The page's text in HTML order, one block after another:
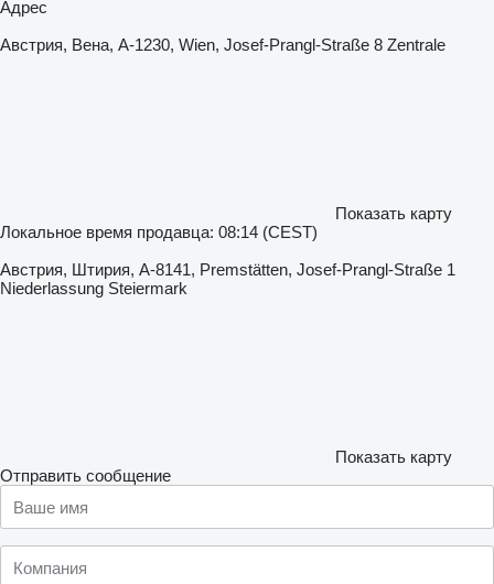
Адрес
Австрия, Вена, A-1230, Wien, Josef-Prangl-Straße 8 Zentrale
Показать карту
Локальное время продавца: 08:14 (CEST)
Австрия, Штирия, A-8141, Premstätten, Josef-Prangl-Straße 1
Niederlassung Steiermark
Показать карту
Отправить сообщение